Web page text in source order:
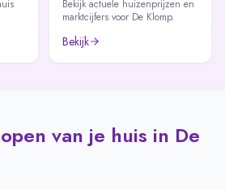
Bekijk actuele huizenprijzen en
marktcijfers voor De Klomp.
Bekijk
van je huis in De